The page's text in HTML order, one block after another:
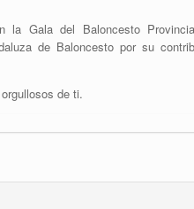
la Gala del Baloncesto
de Baloncesto por su
de ti.